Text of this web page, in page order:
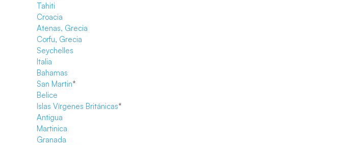
Tahiti
Croacia
Atenas, Grecia
Corfu, Grecia
Seychelles
Italia
Bahamas
San Martin*
Belice
Islas Vírgenes Británicas*
Antigua
Martinica
Granada